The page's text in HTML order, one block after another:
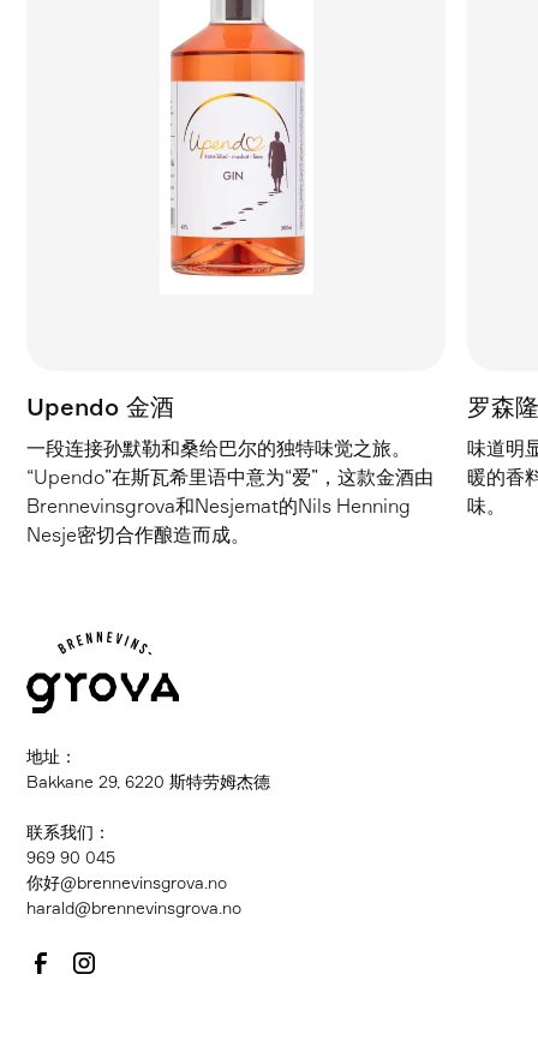
Upendo 金酒
一段连接孙默勒和桑给巴尔的独特味觉之旅。
“Upendo”在斯瓦希里语中意为“爱”，这款金酒由
Brennevinsgrova和Nesjemat的Nils Henning
Nesje密切合作酿造而成。
罗森
味道明
暖的香
味。
地址：
Bakkane 29, 6220 斯特劳姆杰德
联系我们：
‍969 90 045
你好@brennevinsgrova.no
harald@brennevinsgrova.no